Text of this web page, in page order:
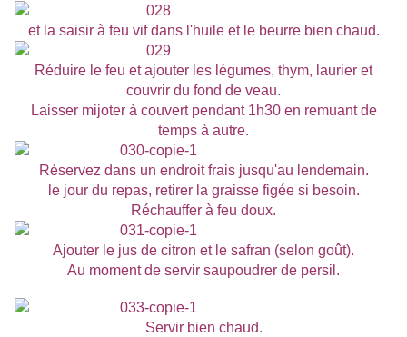
et la saisir à feu vif dans l'huile et le beurre bien chaud.
Réduire le feu et ajouter les légumes, thym, laurier et
couvrir du fond de veau.
Laisser mijoter à couvert pendant 1h30 en remuant de
temps à autre.
Réservez dans un endroit frais jusqu'au lendemain.
le jour du repas, retirer la graisse figée si besoin.
Réchauffer à feu doux.
Ajouter le jus de citron et le safran (selon goût).
Au moment de servir saupoudrer de persil.
Servir bien chaud.